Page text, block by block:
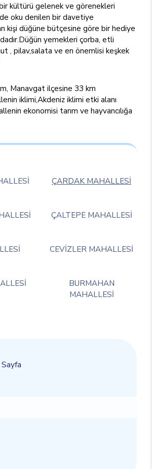
kültürü gelenek ve görenekleri
oku denilen bir davetiye
kişi düğüne bütçesine göre bir hediye
yemekleri çorba, etli
, pilav,salata ve en önemlisi keşkek
Manavgat ilçesine 33 km
iklimi,Akdeniz iklimi etki alanı
ekonomisi tarım ve hayvancılığa
ÇARDAK MAHALLESİ
ÇALTEPE MAHALLESİ
CEVİZLER MAHALLESİ
BURMAHAN
MAHALLESİ